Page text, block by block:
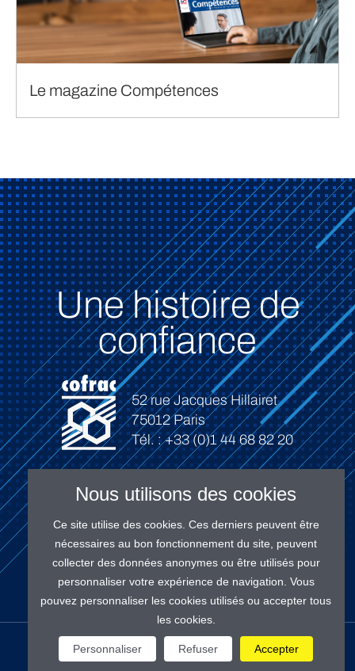
Le magazine Compétences
Une histoire de
confiance
52 rue Jacques Hillairet
75012 Paris
Tél. : +33 (0)1 44 68 82 20
Connexion
NOS RÉSEAUX
Nous utilisons des cookies
Ce site utilise des cookies. Ces derniers peuvent être
nécessaires au bon fonctionnement du site, peuvent
collecter des données anonymes ou être utilisés pour
personnaliser votre expérience de navigation. Vous
pouvez personnaliser les cookies utilisés ou accepter tous
les cookies.
Personnaliser Refuser Accepter